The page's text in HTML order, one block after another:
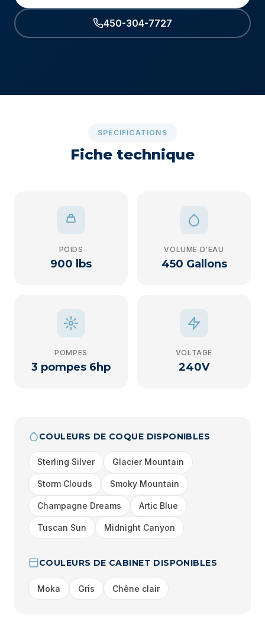
450-304-7727
SPÉCIFICATIONS
Fiche technique
POIDS
900 lbs
VOLUME D'EAU
450 Gallons
POMPES
3 pompes 6hp
VOLTAGE
240V
COULEURS DE COQUE DISPONIBLES
Sterling Silver Glacier Mountain
Storm Clouds Smoky Mountain
Champagne Dreams Artic Blue
Tuscan Sun Midnight Canyon
COULEURS DE CABINET DISPONIBLES
Moka Gris Chêne clair